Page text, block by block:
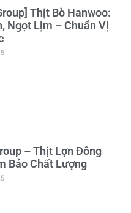
Thịt Bò Hanwoo:
Ngọt Lịm – Chuẩn Vị
– Thịt Lợn Đông
Bảo Chất Lượng